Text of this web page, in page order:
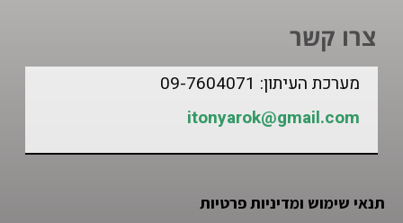
צרו קשר
מערכת העיתון: 09-7604071
itonyarok@gmail.com
תנאי שימוש ומדיניות פרטיות